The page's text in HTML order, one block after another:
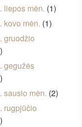
liepos mėn. (1)
kovo mėn. (1)
gruodžio
gegužės
sausio mėn. (2)
rugpjūčio